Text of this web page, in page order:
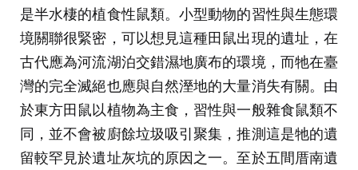
是半水棲的植食性鼠類。小型動物的習性與生態環
境關聯很緊密，可以想見這種田鼠出現的遺址，在
古代應為河流湖泊交錯濕地廣布的環境，而牠在臺
灣的完全滅絕也應與自然溼地的大量消失有關。由
於東方田鼠以植物為主食，習性與一般雜食鼠類不
同，並不會被廚餘垃圾吸引聚集，推測這是牠的遺
留較罕見於遺址灰坑的原因之一。至於五間厝南遺